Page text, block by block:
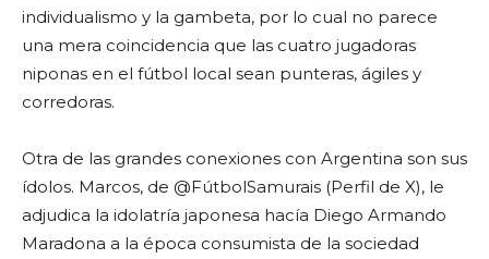
individualismo y la gambeta, por lo cual no parece
una mera coincidencia que las cuatro jugadoras
niponas en el fútbol local sean punteras, ágiles y
corredoras.
Otra de las grandes conexiones con Argentina son sus
ídolos. Marcos, de @FútbolSamurais (Perfil de X), le
adjudica la idolatría japonesa hacía Diego Armando
Maradona a la época consumista de la sociedad